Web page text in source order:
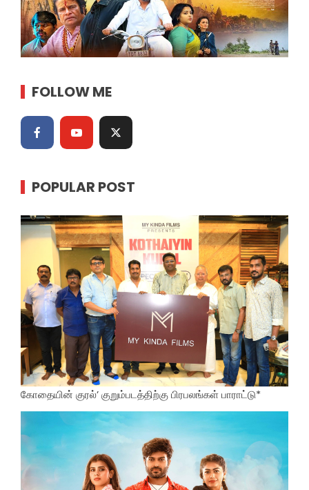
FOLLOW ME
POPULAR POST
கோதையின் குரல்’ குறும்படத்திற்கு பிரபலங்கள் பாராட்டு*